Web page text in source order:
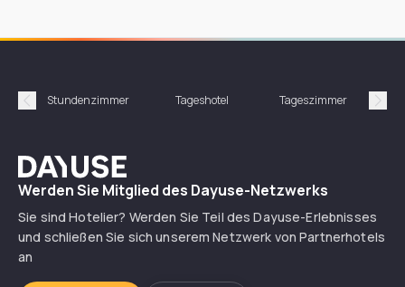
Précédent
Stundenzimmer Tageshotel Tageszimmer
Dayuse
Werden Sie Mitglied des Dayuse-Netzwerks
Sie sind Hotelier? Werden Sie Teil des Dayuse-Erlebnisses
und schließen Sie sich unserem Netzwerk von Partnerhotels
an